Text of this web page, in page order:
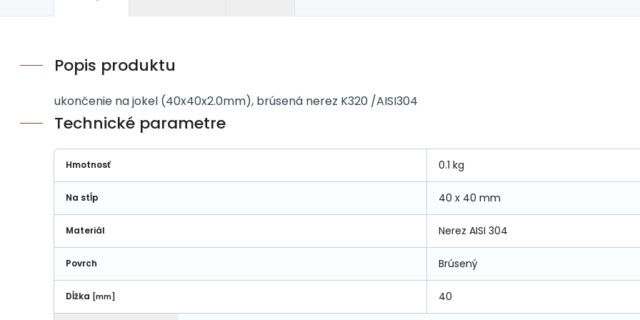
Popis produktu
ukončenie na jokel (40x40x2.0mm), brúsená nerez K320 /AISI304
Technické parametre
Hmotnosť 0.1 kg
Na stĺp 40 x 40 mm
Materiál Nerez AISI 304
Povrch Brúsený
Dĺžka [mm] 40